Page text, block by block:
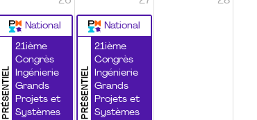
National
PRÉSENTIEL
21ième
Congrès
Ingénierie
Grands
Projets et
Systèmes
National
PRÉSENTIEL
21ième
Congrès
Ingénierie
Grands
Projets et
Systèmes